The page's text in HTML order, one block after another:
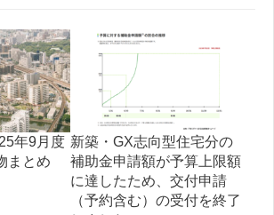
年9月度
まとめ
新築・GX志向型住宅分の
補助金申請額が予算上限額
に達したため、交付申請
（予約含む）の受付を終了